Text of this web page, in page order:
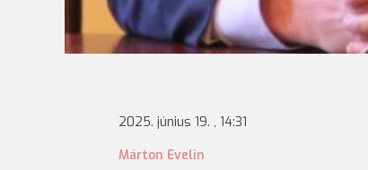
2025. június 19. , 14:31
Márton Evelin